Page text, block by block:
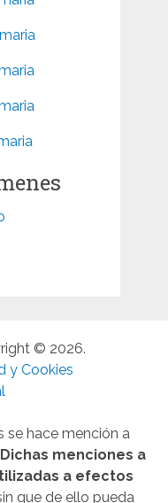
© 2026.
y Cookies
se hace mención a
Dichas menciones a
a efectos
que de ello pueda